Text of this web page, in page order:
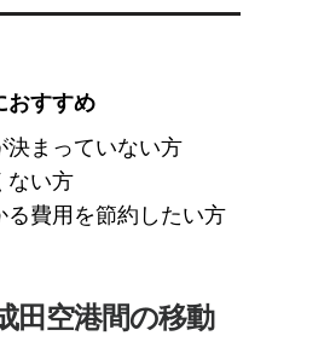
おすすめ
決まっていない方
ない方
る費用を節約したい方
田空港間の移動